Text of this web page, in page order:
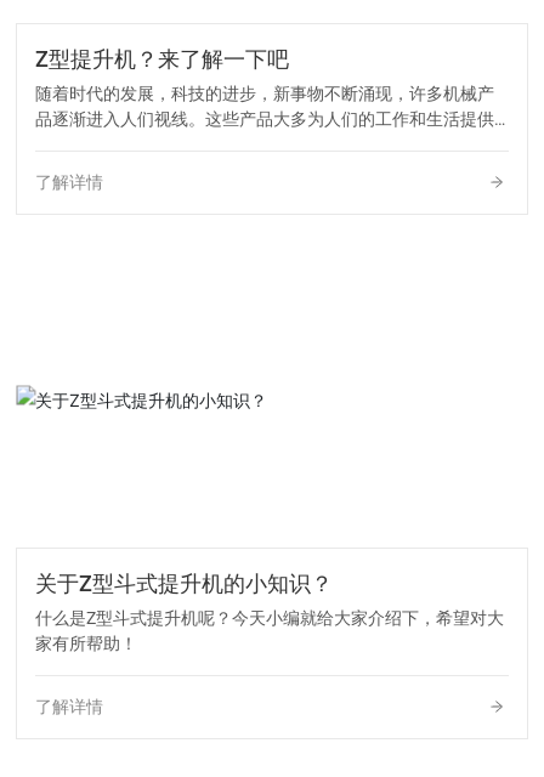
Z型提升机？来了解一下吧
随着时代的发展，科技的进步，新事物不断涌现，许多机械产
品逐渐进入人们视线。这些产品大多为人们的工作和生活提供
时期的Z型提升机，也不知道在使用过程中有什么注意事项。Z
型提升机？来了解一下吧。下面让让我们简要说明Z型提升机的
了解详情
关于Z型斗式提升机的小知识？
什么是Z型斗式提升机呢？今天小编就给大家介绍下，希望对大
家有所帮助！
了解详情